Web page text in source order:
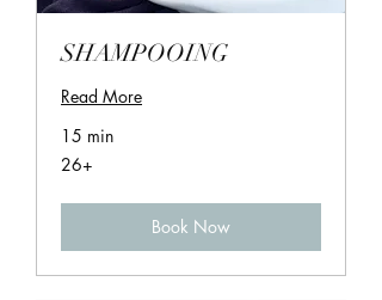
SHAMPOOING
Read More
15 min
26+
26+
Book Now